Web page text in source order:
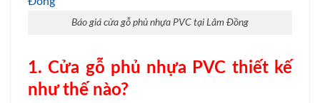
Báo giá cửa gỗ phủ nhựa PVC tại Lâm Đồng
1. Cửa gỗ phủ nhựa PVC thiết kế
như thế nào?